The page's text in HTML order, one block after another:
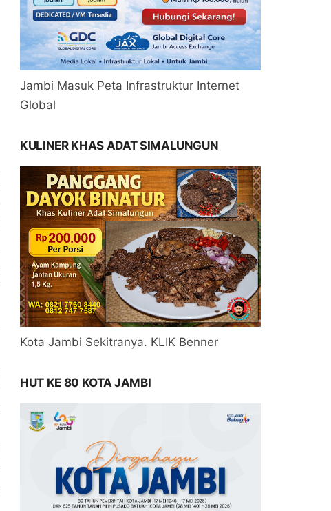
Jambi Masuk Peta Infrastruktur Internet
Global
KULINER KHAS ADAT SIMALUNGUN
Kota Jambi Sekitranya. KLIK Benner
HUT KE 80 KOTA JAMBI